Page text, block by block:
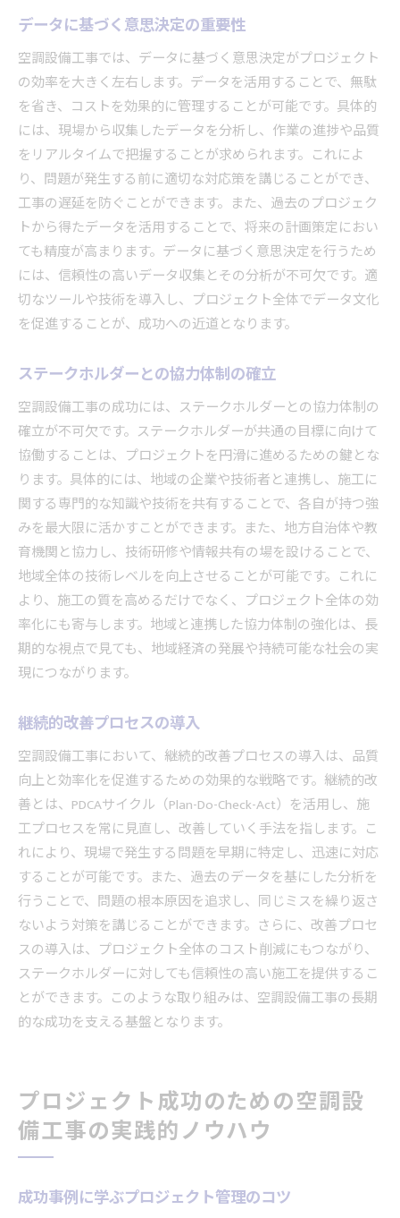
データに基づく意思決定の重要性
空調設備工事では、データに基づく意思決定がプロジェクト
の効率を大きく左右します。データを活用することで、無駄
を省き、コストを効果的に管理することが可能です。具体的
には、現場から収集したデータを分析し、作業の進捗や品質
をリアルタイムで把握することが求められます。これによ
り、問題が発生する前に適切な対応策を講じることができ、
工事の遅延を防ぐことができます。また、過去のプロジェク
トから得たデータを活用することで、将来の計画策定におい
ても精度が高まります。データに基づく意思決定を行うため
には、信頼性の高いデータ収集とその分析が不可欠です。適
切なツールや技術を導入し、プロジェクト全体でデータ文化
を促進することが、成功への近道となります。
ステークホルダーとの協力体制の確立
空調設備工事の成功には、ステークホルダーとの協力体制の
確立が不可欠です。ステークホルダーが共通の目標に向けて
協働することは、プロジェクトを円滑に進めるための鍵とな
ります。具体的には、地域の企業や技術者と連携し、施工に
関する専門的な知識や技術を共有することで、各自が持つ強
みを最大限に活かすことができます。また、地方自治体や教
育機関と協力し、技術研修や情報共有の場を設けることで、
地域全体の技術レベルを向上させることが可能です。これに
より、施工の質を高めるだけでなく、プロジェクト全体の効
率化にも寄与します。地域と連携した協力体制の強化は、長
期的な視点で見ても、地域経済の発展や持続可能な社会の実
現につながります。
継続的改善プロセスの導入
空調設備工事において、継続的改善プロセスの導入は、品質
向上と効率化を促進するための効果的な戦略です。継続的改
善とは、PDCAサイクル（Plan-Do-Check-Act）を活用し、施
工プロセスを常に見直し、改善していく手法を指します。こ
れにより、現場で発生する問題を早期に特定し、迅速に対応
することが可能です。また、過去のデータを基にした分析を
行うことで、問題の根本原因を追求し、同じミスを繰り返さ
ないよう対策を講じることができます。さらに、改善プロセ
スの導入は、プロジェクト全体のコスト削減にもつながり、
ステークホルダーに対しても信頼性の高い施工を提供するこ
とができます。このような取り組みは、空調設備工事の長期
的な成功を支える基盤となります。
プロジェクト成功のための空調設
備工事の実践的ノウハウ
成功事例に学ぶプロジェクト管理のコツ